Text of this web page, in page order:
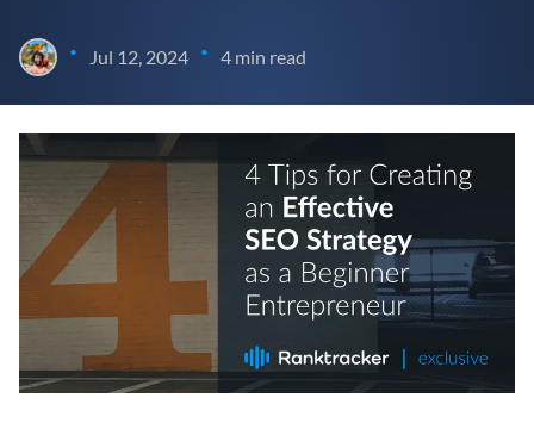
• Jul 12, 2024 • 4 min read